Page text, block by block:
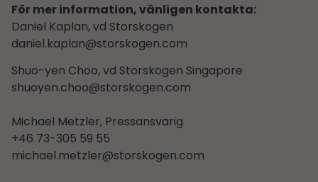
För mer information, vänligen kontakta:
Daniel Kaplan, vd Storskogen
daniel.kaplan@storskogen.com
Shuo-yen Choo, vd Storskogen Singapore
shuoyen.choo@storskogen.com
Michael Metzler, Pressansvarig
+46 73-305 59 55
michael.metzler@storskogen.com